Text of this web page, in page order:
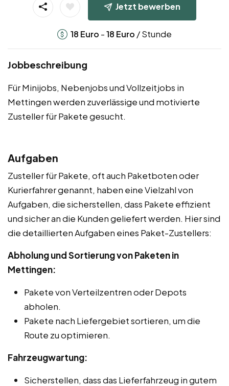
Jetzt bewerben
18 Euro -18 Euro / Stunde
Jobbeschreibung
Für Minijobs, Nebenjobs und Vollzeitjobs in
Mettingen werden zuverlässige und motivierte
Zusteller für Pakete gesucht.
Aufgaben
Zusteller für Pakete, oft auch Paketboten oder
Kurierfahrer genannt, haben eine Vielzahl von
Aufgaben, die sicherstellen, dass Pakete effizient
und sicher an die Kunden geliefert werden. Hier sind
die detaillierten Aufgaben eines Paket-Zustellers:
Abholung und Sortierung von Paketen in
Mettingen:
Pakete von Verteilzentren oder Depots
abholen.
Pakete nach Liefergebiet sortieren, um die
Route zu optimieren.
Fahrzeugwartung:
Sicherstellen, dass das Lieferfahrzeug in gutem